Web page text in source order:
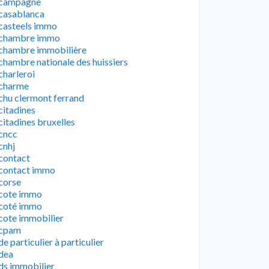
immo
immo
immobilière
nationale des huissiers
clermont ferrand
bruxelles
immo
immo
immo
immobilier
particulier à particulier
immobilier